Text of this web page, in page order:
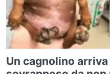
Un cagnolino